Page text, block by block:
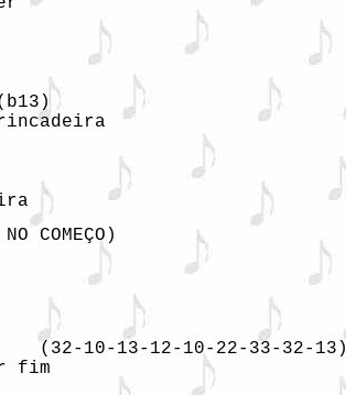
COMEÇO)
13-12-10-22-33-32-13)
fim